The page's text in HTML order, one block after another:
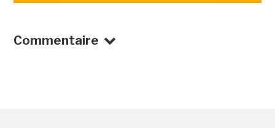
Commentaire